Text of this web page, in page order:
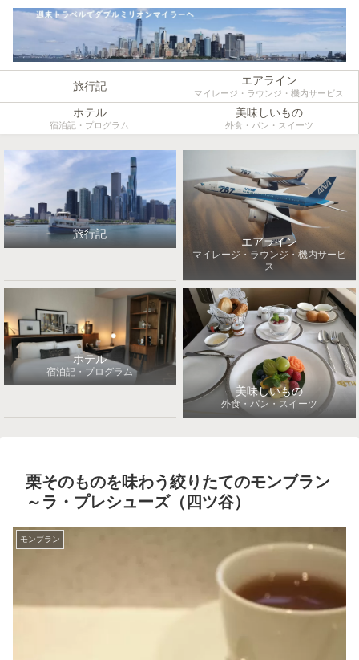
旅行記 エアライン
マイレージ・ラウンジ・機内サービス
ホテル
宿泊記・プログラム
美味しいもの
外食・パン・スイーツ
旅行記
エアライン
マイレージ・ラウンジ・機内サービ
ス
ホテル
宿泊記・プログラム
美味しいもの
外食・パン・スイーツ
栗そのものを味わう絞りたてのモンブラン
～ラ・プレシューズ（四ツ谷）
モンブラン